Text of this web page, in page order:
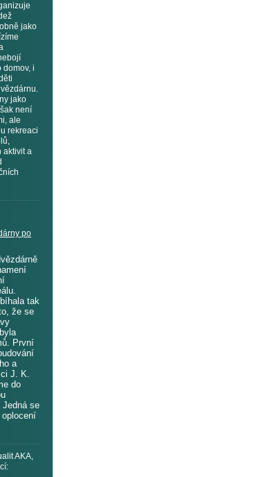
jako
domov, i
jako
není
ale
rekreaci
aktivit a
po
tak
že se
První
a
J. K.
do
Jedná se
AKA,